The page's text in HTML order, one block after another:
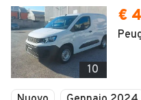
Moto
Camper
Veicoli Commerciali